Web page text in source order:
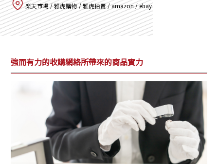
楽天市場 / 雅虎購物 / 雅虎拍賣 / amazon / ebay
強而有力的收購網絡所帶來的商品實力